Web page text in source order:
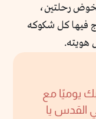
رحلتين،
فيها كل شكوكه
هويته.
يوميًا مع
القدس يا